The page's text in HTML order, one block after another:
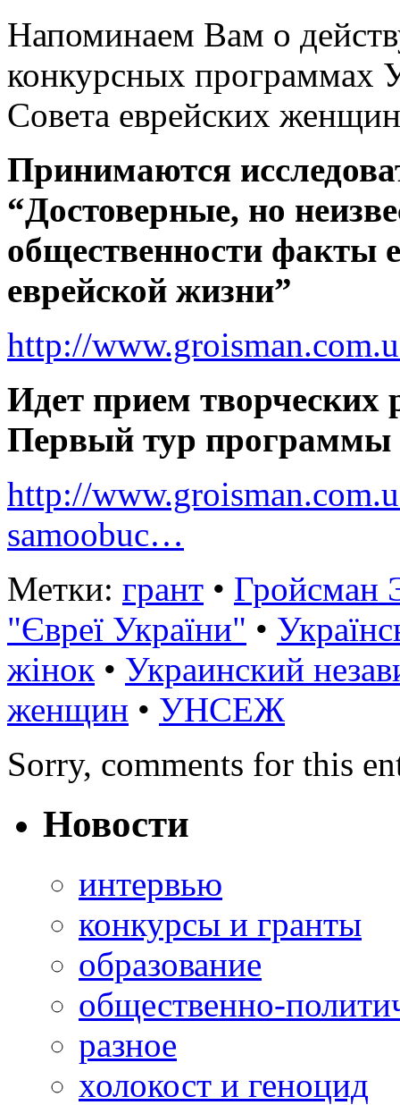
Напоминаем Вам о
конкурсных программах
Совета еврейских
Принимаются
“Достоверные, но
общественности факты
еврейской жизни”
http://
Идет прием творческих
Первый тур программы
http://
samoobuc…
Метки: грант • Гройсман
"Євреї України" •
жінок • Украинский
женщин • УНСЕЖ
Sorry, comments for this
Новости
интервью
конкурсы и гранты
образование
общественно-
разное
холокост и геноцид